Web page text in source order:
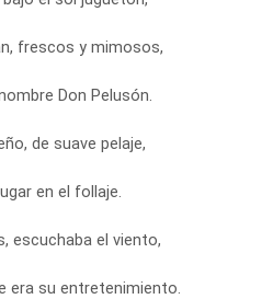
frescos y mimosos,
Don Pelusón.
de suave pelaje,
en el follaje.
escuchaba el viento,
era su entretenimiento.